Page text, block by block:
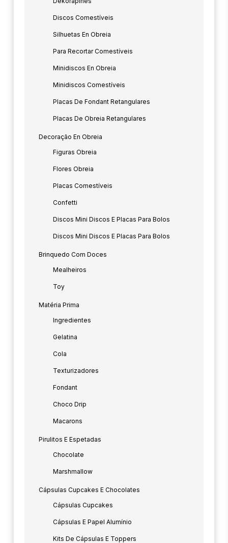
Discos Comestíveis
Silhuetas En Obreia
Para Recortar Comestíveis
Minidiscos En Obreia
Minidiscos Comestíveis
Placas De Fondant Retangulares
Placas De Obreia Retangulares
Decoração En Obreia
Figuras Obreia
Flores Obreia
Placas Comestíveis
Confetti
Discos Mini Discos E Placas Para Bolos
Discos Mini Discos E Placas Para Bolos
Brinquedo Com Doces
Mealheiros
Toy
Matéria Prima
Ingredientes
Gelatina
Cola
Texturizadores
Fondant
Choco Drip
Macarons
Pirulitos E Espetadas
Chocolate
Marshmallow
Cápsulas Cupcakes E Chocolates
Cápsulas Cupcakes
Cápsulas E Papel Alumínio
Kits De Cápsulas E Toppers